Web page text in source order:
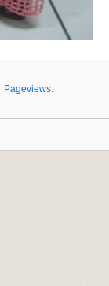
Pageviews.